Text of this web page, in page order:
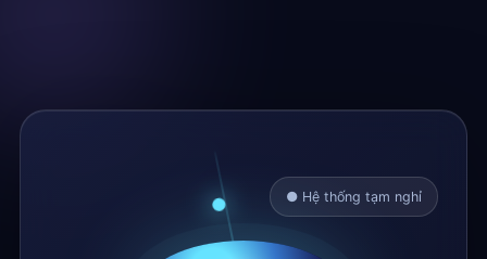
● Hệ thống tạm nghỉ